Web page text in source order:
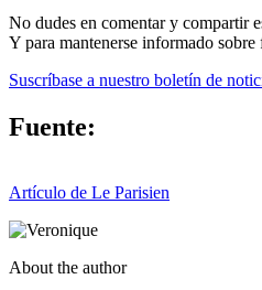
No dudes en comentar y compartir
Y para mantenerse informado
Suscríbase a nuestro boletín de
Fuente:
Artículo de Le Parisien
About the author